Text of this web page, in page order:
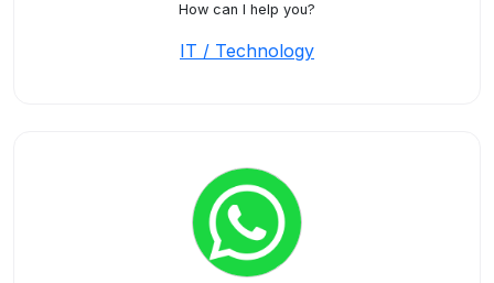
How can I help you?
IT / Technology